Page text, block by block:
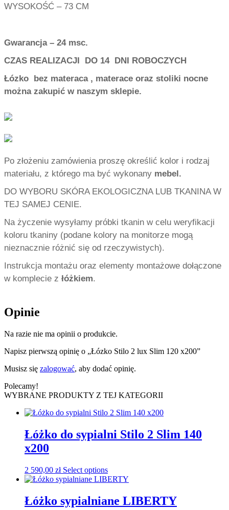
WYSOKOŚĆ – 73 CM
Gwarancja – 24 msc.
CZAS REALIZACJI DO 14 DNI ROBOCZYCH
Łózko bez materaca , materace oraz stoliki nocne
można zakupić w naszym sklepie.
Po złożeniu zamówienia proszę określić kolor i rodzaj
materiału, z którego ma być wykonany mebel.
DO WYBORU SKÓRA EKOLOGICZNA LUB TKANINA W
TEJ SAMEJ CENIE.
Na życzenie wysyłamy próbki tkanin w celu weryfikacji
koloru tkaniny (podane kolory na monitorze mogą
nieznacznie różnić się od rzeczywistych).
Instrukcja montażu oraz elementy montażowe dołączone
w komplecie z łóżkiem.
Opinie
Na razie nie ma opinii o produkcie.
Napisz pierwszą opinię o „Łózko Stilo 2 lux Slim 120 x200”
Musisz się zalogować, aby dodać opinię.
Polecamy!
WYBRANE PRODUKTY Z TEJ KATEGORII
Łóżko do sypialni Stilo 2 Slim 140
x200
2 590,00 zł Select options
Łóżko sypialniane LIBERTY